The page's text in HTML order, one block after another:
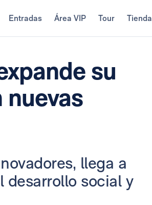
Entradas Área VIP Tour Tienda
su
llega a
desarrollo social y